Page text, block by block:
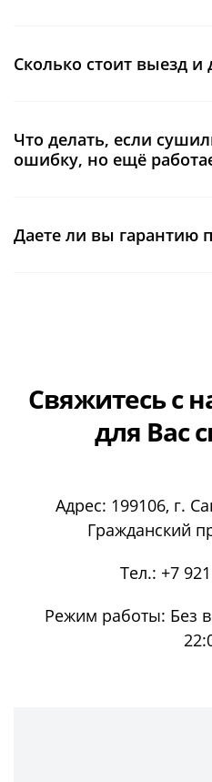
Сколько стоит выезд и
Что делать, если
ошибку, но ещё
Даете ли вы гарантию
Свяжитесь с
для Вас
Адрес: 199106, г.
Гражданский
Тел.: +7
Режим работы: Без